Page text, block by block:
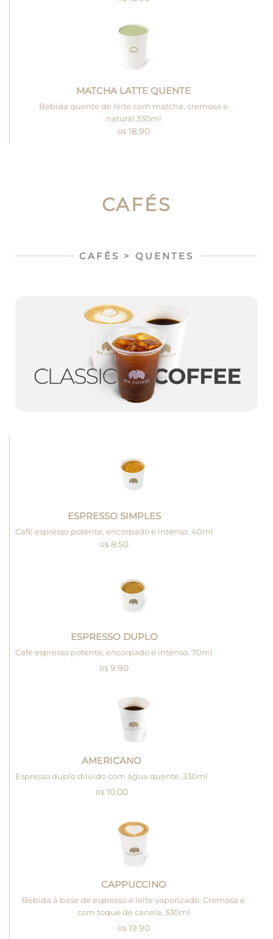
MATCHA LATTE QUENTE
Bebida quente de leite com matcha, cremosa e
natural.330ml
R$ 18.90
CAFÉS
CAFÉS > QUENTES
ESPRESSO SIMPLES
Café espresso potente, encorpado e intenso. 40ml
R$ 8.50
ESPRESSO DUPLO
Café espresso potente, encorpado e intenso. 70ml
R$ 9.90
AMERICANO
Espresso duplo diluído com água quente. 330ml
R$ 10.00
CAPPUCCINO
Bebida à base de espresso e leite vaporizado. Cremosa e
com toque de canela. 330ml
R$ 19.90